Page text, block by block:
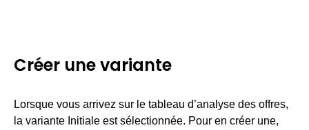
Créer une variante
Lorsque vous arrivez sur le tableau d’analyse des offres,
la variante Initiale est sélectionnée. Pour en créer une,